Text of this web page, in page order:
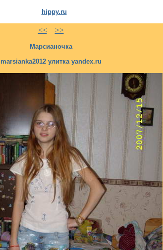
hippy.ru
<< >>
Марсианочка
marsianka2012 улитка yandex.ru